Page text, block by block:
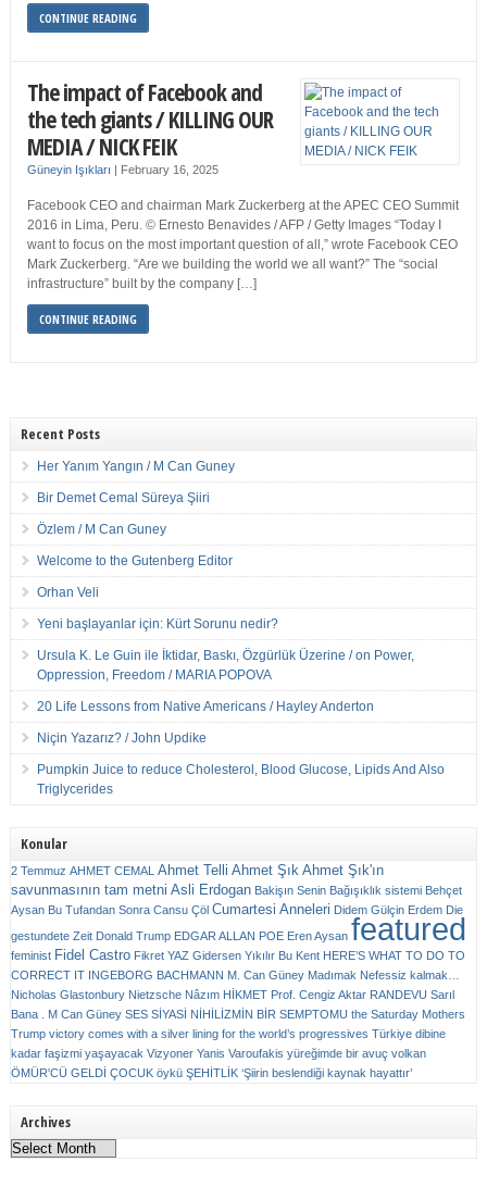
CONTINUE READING
The impact of Facebook and
the tech giants / KILLING OUR
MEDIA / NICK FEIK
Güneyin Işıkları | February 16, 2025
Facebook CEO and chairman Mark Zuckerberg at the APEC CEO Summit
2016 in Lima, Peru. © Ernesto Benavides / AFP / Getty Images “Today I
want to focus on the most important question of all,” wrote Facebook CEO
Mark Zuckerberg. “Are we building the world we all want?” The “social
infrastructure” built by the company […]
CONTINUE READING
Recent Posts
Her Yanım Yangın / M Can Guney
Bir Demet Cemal Süreya Şiiri
Özlem / M Can Guney
Welcome to the Gutenberg Editor
Orhan Veli
Yeni başlayanlar için: Kürt Sorunu nedir?
Ursula K. Le Guin ile İktidar, Baskı, Özgürlük Üzerine / on Power,
Oppression, Freedom / MARIA POPOVA
20 Life Lessons from Native Americans / Hayley Anderton
Niçin Yazarız? / John Updike
Pumpkin Juice to reduce Cholesterol, Blood Glucose, Lipids And Also
Triglycerides
Konular
2 Temmuz AHMET CEMAL Ahmet Telli Ahmet Şık Ahmet Şık'ın
savunmasının tam metni Asli Erdogan Bakişın Senin Bağışıklık sistemi Behçet
Aysan Bu Tufandan Sonra Cansu Çöl Cumartesi Anneleri Didem Gülçin Erdem Die
gestundete Zeit Donald Trump EDGAR ALLAN POE Eren Aysan featured
feminist Fidel Castro Fikret YAZ Gidersen Yıkılır Bu Kent HERE’S WHAT TO DO TO
CORRECT IT INGEBORG BACHMANN M. Can Güney Madımak Nefessiz kalmak…
Nicholas Glastonbury Nietzsche Nâzım HİKMET Prof. Cengiz Aktar RANDEVU Sarıl
Bana . M Can Güney SES SİYASİ NİHİLİZMİN BİR SEMPTOMU the Saturday Mothers
Trump victory comes with a silver lining for the world’s progressives Türkiye dibine
kadar faşizmi yaşayacak Vizyoner Yanis Varoufakis yüreğimde bir avuç volkan
ÖMÜR'CÜ GELDİ ÇOCUK öykü ŞEHİTLİK ‘Şiirin beslendiği kaynak hayattır’
Archives
Archives